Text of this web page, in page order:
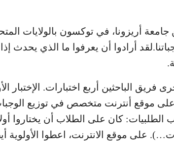
أريزونا، في توكسون بالولايات
أرادوا أن يعرفوا ما الذي يحدث
فريق الباحثين أربع اختبارات. الإختبار
على موقع أنترنت متخصص في توزيع
الطلبيات: كان على الطلاب أن يختاروا
على موقع الانترنت، اعطوا الأولوية